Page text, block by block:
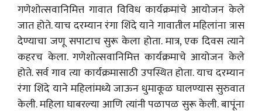
गणेशोत्सवानिमित्त गावात विविध कार्यक्रमांचे आयोजन केले
जात होते. याच दरम्यान रंगा शिंदे याने गावातील महिलांना त्रास
देण्याचा जणू सपाटाच सुरू केला होता. मात्र, एक दिवस त्याने
कहरच केला. गणेशोत्सवानिमित्त कार्यक्रमाचे आयोजन केले
होते. सर्व गाव त्या कार्यक्रमासाठी उपस्थित होता. याच दरम्यान
रंगा शिंदे याने महिलांमध्ये जाऊन धुमाकूळ घालण्यास सुरुवात
केली. महिला घाबरल्या आणि त्यांनी पळापळ सुरू केली. बापूंना